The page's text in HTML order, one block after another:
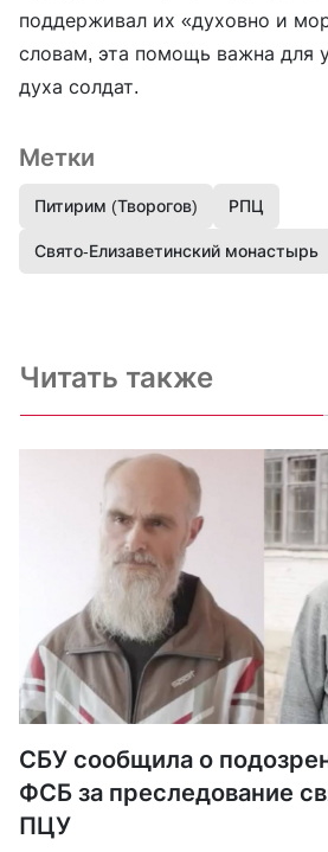
поддерживал их «духовно и
словам, эта помощь важна для
духа солдат.
Метки
Питирим (Творогов) РПЦ
Свято-Елизаветинский монастырь
Читать также
СБУ сообщила о
ФСБ за преследование
ПЦУ